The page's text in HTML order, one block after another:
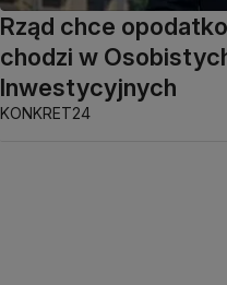
Rząd chce
chodzi w
Inwestycyjnych
KONKRET24